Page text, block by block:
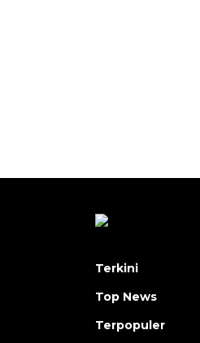
Terkini
Top News
Terpopuler